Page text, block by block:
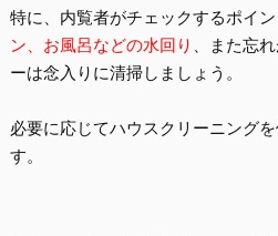
特に、内覧者がチェックするポイ
ン、お風呂などの水回り
、また忘
ーは念入りに清掃しましょう。
必要に応じてハウスクリーニング
す。